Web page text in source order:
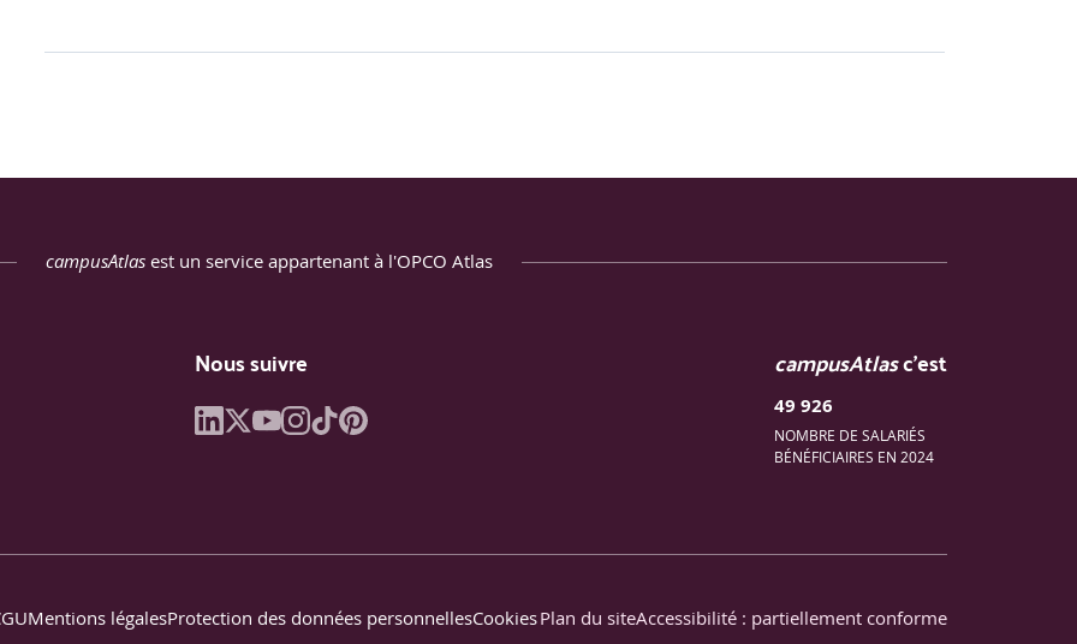
campusAtlas est un service appartenant à l'OPCO Atlas
Nous suivre campusAtlasc'est
49 926
NOMBRE DE SALARIÉS
BÉNÉFICIAIRES EN 2024
Mentions légalesProtection des données personnellesCookiesPlan du siteAccessibilité : partiellement conforme